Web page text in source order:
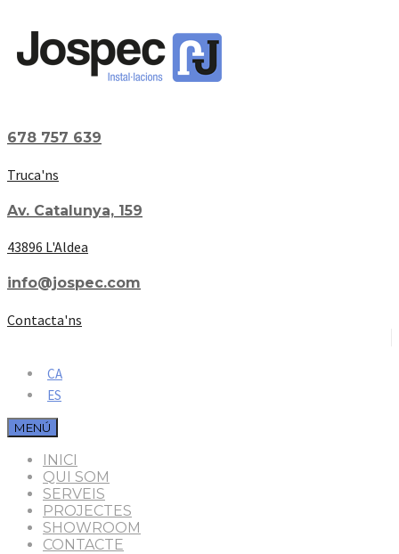
678 757 639
Truca'ns
Av. Catalunya, 159
43896 L'Aldea
info@jospec.com
Contacta'ns
CA
ES
MENÚ
INICI
QUI SOM
SERVEIS
PROJECTES
SHOWROOM
CONTACTE